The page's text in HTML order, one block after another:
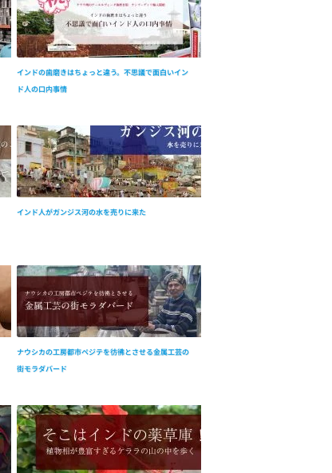
インドの歯磨きはちょっと違う。不思議で面白いイン
ド人の口内事情
インド人がガンジス河の水を売りに来た
ナウシカの工房都市ペジテを彷彿とさせる金属工芸の
街モラダバード